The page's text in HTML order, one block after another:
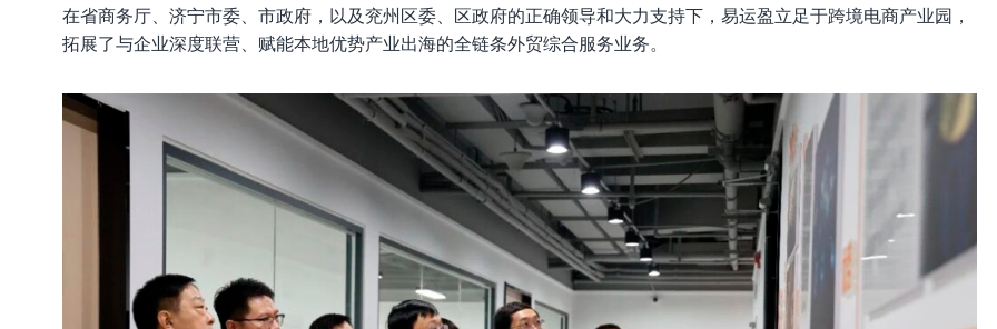
在省商务厅、济宁市委、市政府，以及兖州区委、区政府的正确领导和大力支持下，易运盈立足于跨境电商产业园，
拓展了与企业深度联营、赋能本地优势产业出海的全链条外贸综合服务业务。